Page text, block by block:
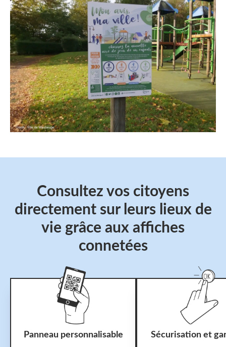
Consultez vos citoyens
directement sur leurs lieux de
vie grâce aux affiches
connetées
Panneau personnalisable Sécurisation et